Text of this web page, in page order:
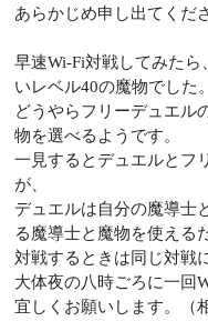
あらかじめ申し出てくだ
早速Wi-Fi対戦してみた
いレベル40の魔物でした。
どうやらフリーデュエル
物を選べるようです。
一見するとデュエルとフ
が、
デュエルは自分の魔導士
る魔導士と魔物を使える
対戦するときは同じ対戦
大体夜の八時ごろに一回
宜しくお願いします。（